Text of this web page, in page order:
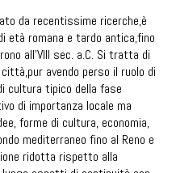
da recentissime ricerche,è
età romana e tardo antica,fino
all’VIII sec. a.C. Si tratta di
avendo perso il ruolo di
cultura tipico della fase
di importanza locale ma
forme di cultura, economia,
mediterraneo fino al Reno e
ridotta rispetto alla